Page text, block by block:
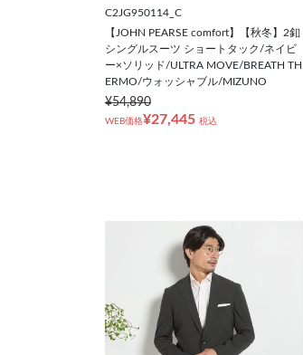
C2JG950114_C
【JOHN PEARSE comfort】【秋冬】2釦
シングルスーツ ショートタック/ネイビ
ー×ソリッド/ULTRA MOVE/BREATH TH
ERMO/ウォッシャブル/MIZUNO
¥54,890
WEB価格¥27,445 税込